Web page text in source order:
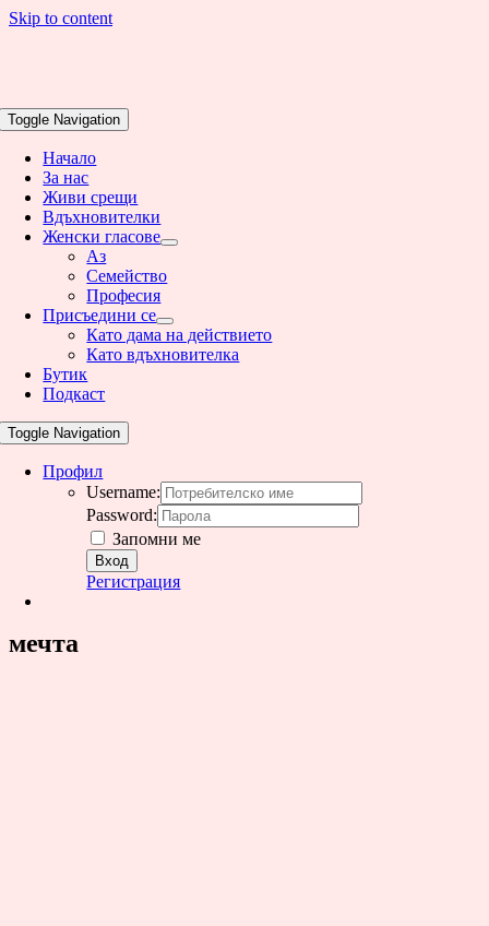
Skip to content
Toggle Navigation
Начало
За нас
Живи срещи
Вдъхновителки
Женски гласове
Аз
Семейство
Професия
Присъедини се
Като дама на действието
Като вдъхновителка
Бутик
Подкаст
Toggle Navigation
Профил
Username:
Password:
Запомни ме
Регистрация
мечта